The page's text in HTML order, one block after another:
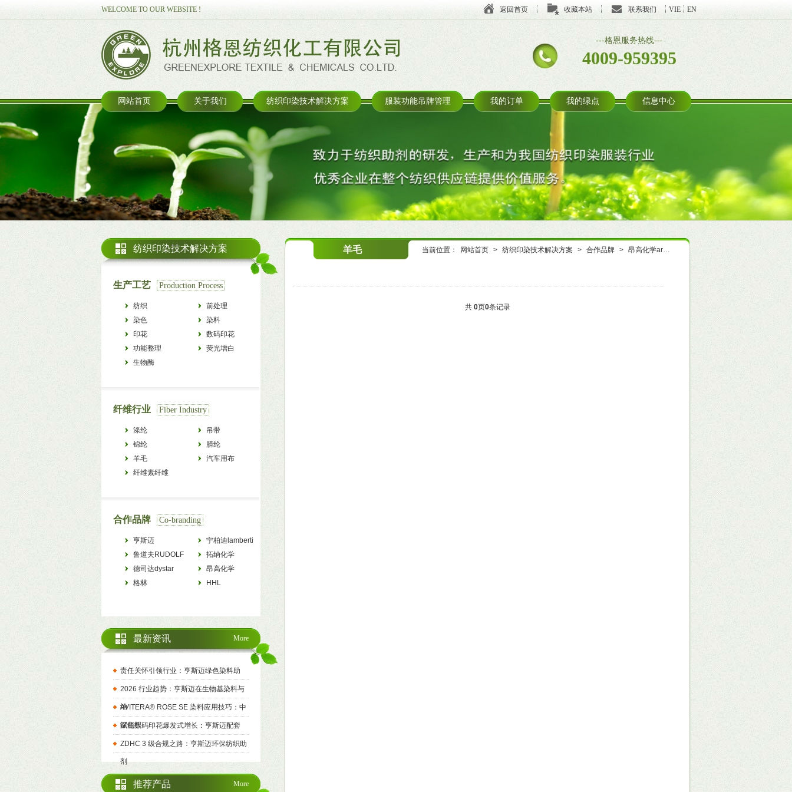
EN
VIE
联系我们
收藏本站
返回首页
WELCOME TO OUR WEBSITE !
---格恩服务热线---
4009-959395
网站首页 关于我们 纺织印染技术解决方案 服装功能吊牌管理 我的订单 我的绿点 信息中心
当前位置： 网站首页 > 纺织印染技术解决方案 > 合作品牌 > 昂高化学archroma >
羊毛
共 0页0条记录
纺织印染技术解决方案
生产工艺 Production Process
纺织
前处理
染色
染料
印花
数码印花
功能整理
荧光增白
生物酶
纤维行业 Fiber Industry
涤纶
吊带
锦纶
腈纶
羊毛
汽车用布
纤维素纤维
合作品牌 Co-branding
亨斯迈
HUNTSMAN
宁柏迪lamberti
鲁道夫RUDOLF
拓纳化学
tanatexchemicals
德司达dystar
昂高化学
archroma
格林 HHL
More
最新资讯
责任关怀引领行业：亨斯迈绿色染料助
2026 行业趋势：亨斯迈在生物基染料与
纳
AVITERA® ROSE SE 染料应用技巧：中
深色织
赋能数码印花爆发式增长：亨斯迈配套
ZDHC 3 级合规之路：亨斯迈环保纺织助
剂
More
推荐产品